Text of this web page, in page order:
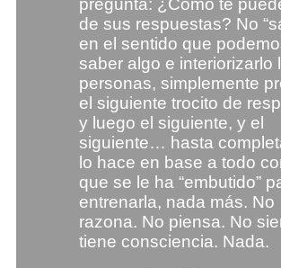
pregunta: ¿Cómo te
de sus respuestas? No
en el sentido que
saber algo e interiorizarlo
personas, simplemente
el siguiente trocito de
y luego el siguiente, y el
siguiente… hasta
lo hace en base a todo
que se le ha “embutido”
entrenarla, nada más. No
razona. No piensa. No
tiene consciencia. Nada.